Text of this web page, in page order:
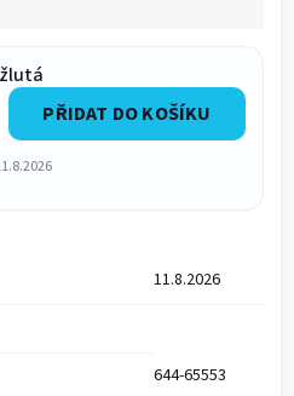
PŘIDAT DO KOŠÍKU
11.8.2026
644-65553